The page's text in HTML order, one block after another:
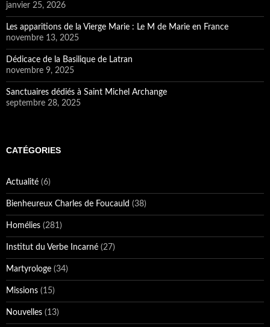
janvier 25, 2026
Les apparitions de la Vierge Marie : Le M de Marie en France
novembre 13, 2025
Dédicace de la Basilique de Latran
novembre 9, 2025
Sanctuaires dédiés à Saint Michel Archange
septembre 28, 2025
CATÉGORIES
Actualité (6)
Bienheureux Charles de Foucauld (38)
Homélies (281)
Institut du Verbe Incarné (27)
Martyrologe (34)
Missions (15)
Nouvelles (13)